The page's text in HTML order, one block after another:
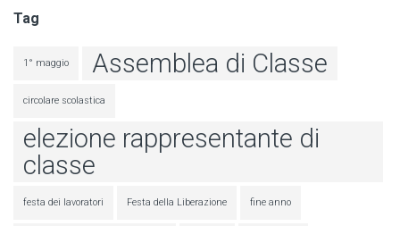
Tag
1° maggio Assemblea di Classe
circolare scolastica
elezione rappresentante di
classe
festa dei lavoratori Festa della Liberazione fine anno